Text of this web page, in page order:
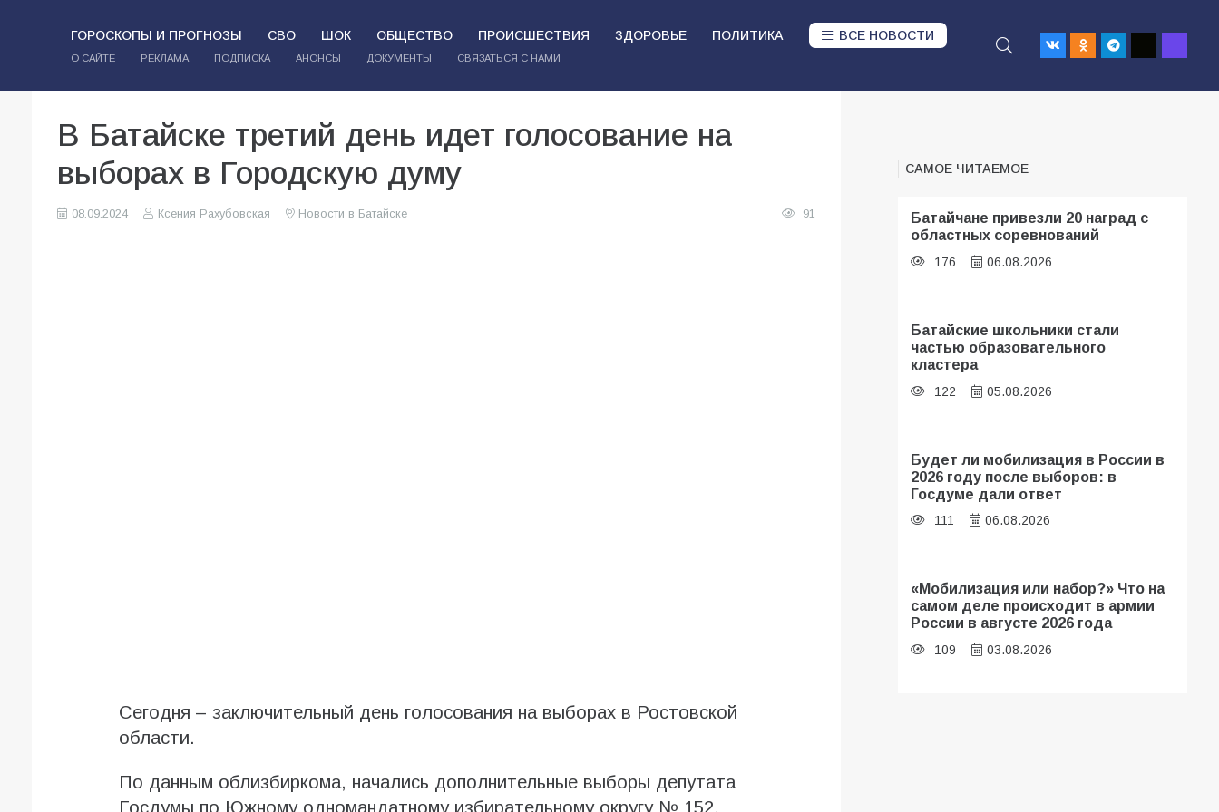
ГОРОСКОПЫ И ПРОГНОЗЫ СВО ШОК ОБЩЕСТВО ПРОИСШЕСТВИЯ ЗДОРОВЬЕ ПОЛИТИКА ВСЕ НОВОСТИ
О САЙТЕ РЕКЛАМА ПОДПИСКА АНОНСЫ ДОКУМЕНТЫ СВЯЗАТЬСЯ С НАМИ
В Батайске третий день идет голосование на
выборах в Городскую думу
08.09.2024 Ксения Рахубовская Новости в Батайске 91
Сегодня – заключительный день голосования на выборах в Ростовской
области.
По данным облизбиркома, начались дополнительные выборы депутата
Госдумы по Южному одномандатному избирательному округу № 152.
САМОЕ ЧИТАЕМОЕ
Батайчане привезли 20 наград с
областных соревнований
176 06.08.2026
Батайские школьники стали
частью образовательного
кластера
122 05.08.2026
Будет ли мобилизация в России в
2026 году после выборов: в
Госдуме дали ответ
111 06.08.2026
«Мобилизация или набор?» Что на
самом деле происходит в армии
России в августе 2026 года
109 03.08.2026